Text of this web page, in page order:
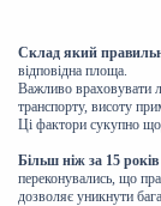
Склад який
відповідна площа.
Важливо враховувати
транспорту, висоту
Ці фактори сукупно
Більш ніж за 15
переконувались, що
дозволяє уникнути